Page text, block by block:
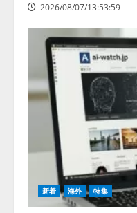
2026/08/07/13:53:59
新着 海外 特集